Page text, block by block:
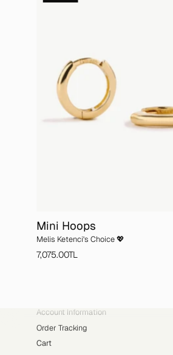
Mini Hoops
Melis Ketenci's Choice 💖
7,075.00TL
Account Information
Order Tracking
Cart